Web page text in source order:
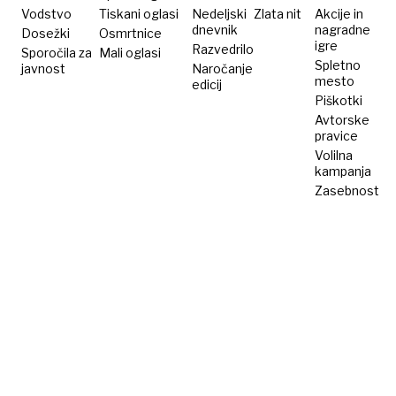
do 44.
leta
Vodstvo
Dosežki
Sporočila za
javnost
Tiskani oglasi
Osmrtnice
Mali oglasi
Nedeljski
dnevnik
Razvedrilo
Naročanje
edicij
Zlata nit
Akcije in
nagradne
igre
Spletno
mesto
Piškotki
Avtorske
pravice
Volilna
kampanja
Zasebnost